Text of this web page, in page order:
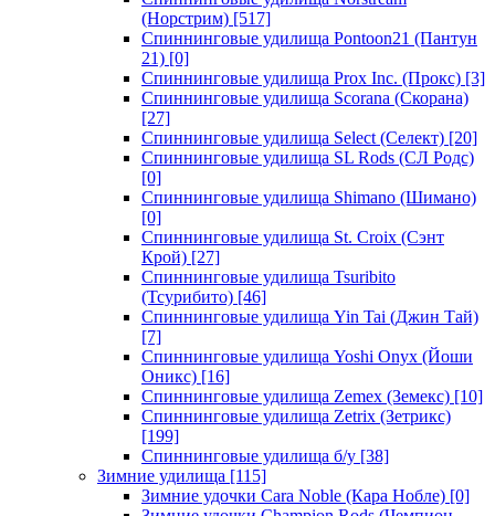
(Норстрим) [517]
Спиннинговые удилища Pontoon21 (Пантун
21) [0]
Спиннинговые удилища Prox Inc. (Прокс) [3]
Спиннинговые удилища Scorana (Скорана)
[27]
Спиннинговые удилища Select (Селект) [20]
Спиннинговые удилища SL Rods (СЛ Родс)
[0]
Спиннинговые удилища Shimano (Шимано)
[0]
Спиннинговые удилища St. Croix (Сэнт
Крой) [27]
Спиннинговые удилища Tsuribito
(Тсурибито) [46]
Спиннинговые удилища Yin Tai (Джин Тай)
[7]
Спиннинговые удилища Yoshi Onyx (Йоши
Оникс) [16]
Спиннинговые удилища Zemex (Земекс) [10]
Спиннинговые удилища Zetrix (Зетрикс)
[199]
Спиннинговые удилища б/у [38]
Зимние удилища [115]
Зимние удочки Cara Noble (Кара Нобле) [0]